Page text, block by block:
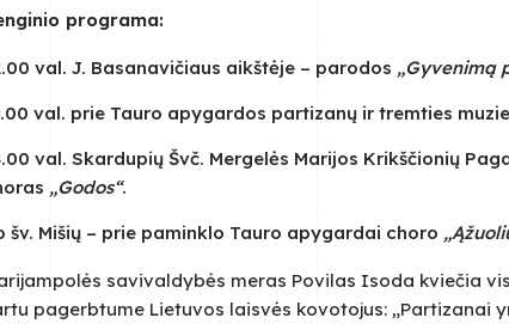
programa:
val. J. Basanavičiaus aikštėje – parodos „Gyvenimą
val. prie Tauro apygardos partizanų ir tremties
val. Skardupių Švč. Mergelės Marijos Krikščionių
„Godos“.
šv. Mišių – prie paminklo Tauro apygardai choro
savivaldybės meras Povilas Isoda kviečia
pagerbtume Lietuvos laisvės kovotojus: „Partizanai